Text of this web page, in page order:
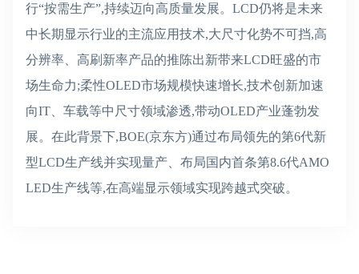
行“按需生产”,持续迈向高质量发展。LCD仍将是未来
中长期显示行业的主流应用技术,大尺寸化势不可挡,高
分辨率、高刷新率产品的推陈出新带来LCD旺盛的市
场生命力;柔性OLED市场规模快速增长,技术创新加速
向IT、车载等中尺寸领域渗透,带动OLED产业蓬勃发
展。在此背景下,BOE(京东方)通过布局领先的第6代新
型LCD生产线并实现量产、布局国内首条第8.6代AMO
LED生产线等,在高端显示领域实现跨越式突破。